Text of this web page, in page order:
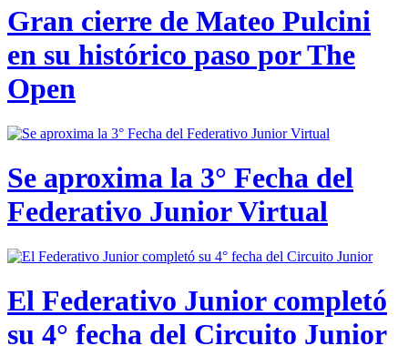
Gran cierre de Mateo Pulcini
en su histórico paso por The
Open
Se aproxima la 3° Fecha del
Federativo Junior Virtual
El Federativo Junior completó
su 4° fecha del Circuito Junior